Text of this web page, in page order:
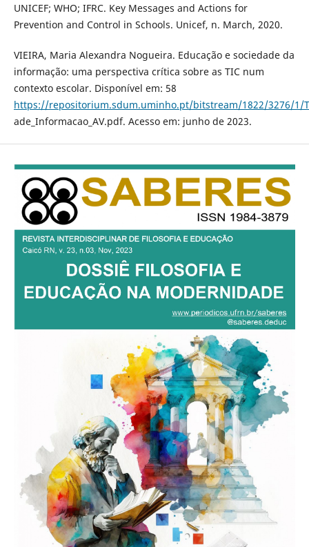
UNICEF; WHO; IFRC. Key Messages and Actions for
Prevention and Control in Schools. Unicef, n. March, 2020.
VIEIRA, Maria Alexandra Nogueira. Educação e sociedade da
informação: uma perspectiva crítica sobre as TIC num
contexto escolar. Disponível em: 58
https://repositorium.sdum.uminho.pt/bitstream/1822/3276/1/
ade_Informacao_AV.pdf. Acesso em: junho de 2023.